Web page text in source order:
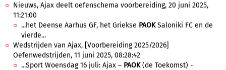
Nieuws, Ajax deelt oefenschema voorbereiding, 20 juni 2025,
11:21:00
...het Deense Aarhus GF, het Griekse PAOKSaloniki FC en de
vierde...
Wedstrijden van Ajax, [Voorbereiding 2025/2026]
Oefenwedstrijden, 11 juni 2025, 08:28:42
...Sport Woensdag 16 juli: Ajax – PAOK(de Toekomst) -